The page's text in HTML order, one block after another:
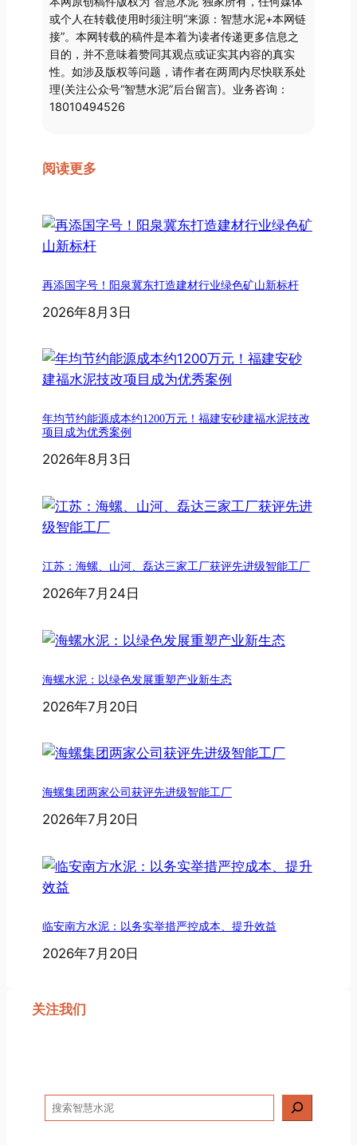
或个人在转载使用时须注明“来源：智慧水泥+本网链
接”。本网转载的稿件是本着为读者传递更多信息之
目的，并不意味着赞同其观点或证实其内容的真实
性。如涉及版权等问题，请作者在两周内尽快联系处
理(关注公众号“智慧水泥”后台留言)。业务咨询：
18010494526
阅读更多
再添国字号！阳泉冀东打造建材行业绿色矿山新标杆
2026年8月3日
年均节约能源成本约1200万元！福建安砂建福水泥技改
项目成为优秀案例
2026年8月3日
江苏：海螺、山河、磊达三家工厂获评先进级智能工厂
2026年7月24日
海螺水泥：以绿色发展重塑产业新生态
2026年7月20日
海螺集团两家公司获评先进级智能工厂
2026年7月20日
临安南方水泥：以务实举措严控成本、提升效益
2026年7月20日
关注我们
搜
索